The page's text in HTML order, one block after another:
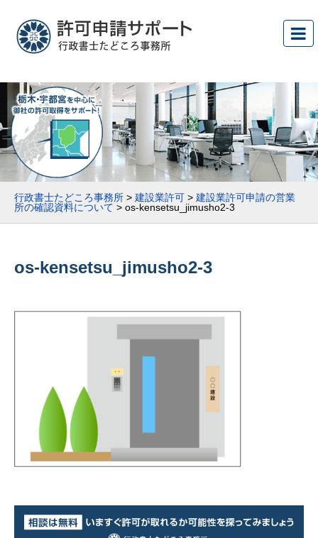
行政書士たどころ事務所 > 建設業許可 > 建設業許可申請の営業
所の確認資料について > os-kensetsu_jimusho2-3
os-kensetsu_jimusho2-3